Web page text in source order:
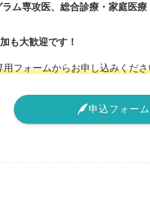
ム専攻医、総合診療・家庭医療
も大歓迎です！
用フォームからお申し込みくだ
申込フォーム